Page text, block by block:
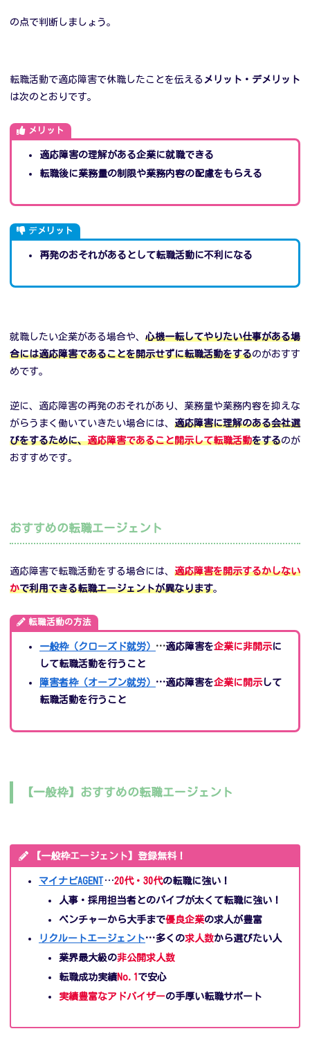
の点で判断しましょう。
転職活動で適応障害で休職したことを伝える メリット・デメリット
は次のとおりです。
メリット
適応障害の理解がある企業に就職できる
転職後に業務量の制限や業務内容の配慮をもらえる
デ メリット
再発のおそれがあるとして転職活動に不利になる
就職したい企業がある場合や、 心機一転してやりたい仕事がある場
合には適応障害であることを開示せずに転職活動をするのがおすす
めです。
逆に、適応障害の再発のおそれがあり、業務量や業務内容を抑えな
がらうまく働いていきたい場合には、 適応障害に理解のある会社選
びをするために、適応障害であること開示して転職活動をするのが
おすすめです。
おすすめの転職エージェント
適応障害で転職活動をする場合には、 適応障害を開示するかしない
かで利用できる転職エージェントが異なります。
転職活動の方法
一般枠（クローズド就労） …適応障害を企業に非開示に
して転職活動を行うこと
障害者枠（オープン就労） …適応障害を企業に開示して
転職活動を行うこと
【一般枠】おすすめの転職エージェント
【一般枠エージェント】登録無料！
マイナビAGENT …20代・30代の転職に強い！
人事・採用担当者とのパイプが太くて転職に強い！
ベンチャーから大手まで優良企業の求人が豊富
リクルートエージェント…多くの求人数から選びたい人
業界最大級の非公開求人数
転職成功実績No.1 で安心
実績豊富なアドバイザーの手厚い転職サポート